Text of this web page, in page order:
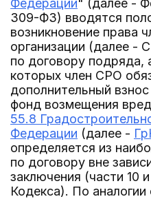
Федерации" (далее -
309-ФЗ) вводятся
возникновение права
организации (далее -
по договору подряда,
которых член СРО
дополнительный
фонд возмещения
55.8
Федерации (далее -
определяется из
по договору вне
заключения (части 10
Кодекса). По аналогии